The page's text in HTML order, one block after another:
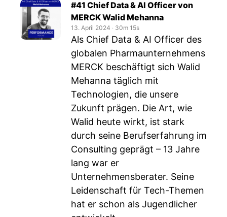
#41 Chief Data & AI Officer von
MERCK Walid Mehanna
13. April 2024 ‧ 30m 15s
Als Chief Data & AI Officer des
globalen Pharmaunternehmens
MERCK beschäftigt sich Walid
Mehanna täglich mit
Technologien, die unsere
Zukunft prägen. Die Art, wie
Walid heute wirkt, ist stark
durch seine Berufserfahrung im
Consulting geprägt – 13 Jahre
lang war er
Unternehmensberater. Seine
Leidenschaft für Tech-Themen
hat er schon als Jugendlicher